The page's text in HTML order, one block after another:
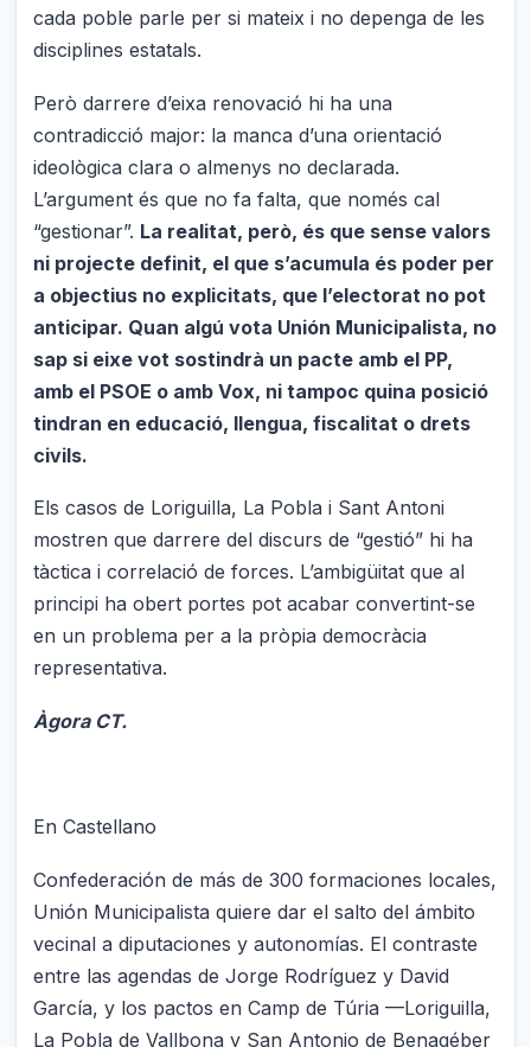
cada poble parle per si mateix i no depenga de les
disciplines estatals.
Però darrere d’eixa renovació hi ha una
contradicció major: la manca d’una orientació
ideològica clara o almenys no declarada.
L’argument és que no fa falta, que només cal
“gestionar”. La realitat, però, és que sense valors
ni projecte definit, el que s’acumula és poder per
a objectius no explicitats, que l’electorat no pot
anticipar. Quan algú vota Unión Municipalista, no
sap si eixe vot sostindrà un pacte amb el PP,
amb el PSOE o amb Vox, ni tampoc quina posició
tindran en educació, llengua, fiscalitat o drets
civils.
Els casos de Loriguilla, La Pobla i Sant Antoni
mostren que darrere del discurs de “gestió” hi ha
tàctica i correlació de forces. L’ambigüitat que al
principi ha obert portes pot acabar convertint-se
en un problema per a la pròpia democràcia
representativa.
Àgora CT.
En Castellano
Confederación de más de 300 formaciones locales,
Unión Municipalista quiere dar el salto del ámbito
vecinal a diputaciones y autonomías. El contraste
entre las agendas de Jorge Rodríguez y David
García, y los pactos en Camp de Túria —Loriguilla,
La Pobla de Vallbona y San Antonio de Benagéber